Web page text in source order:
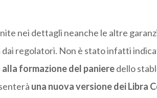
nei dettagli neanche le altre
regolatori. Non è stato infatti
formazione del panieredello
una nuova versione dei Libra